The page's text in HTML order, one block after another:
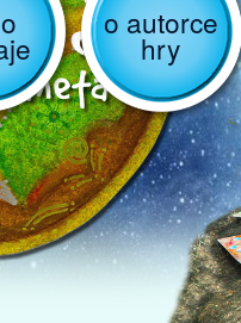
o autorce
hry